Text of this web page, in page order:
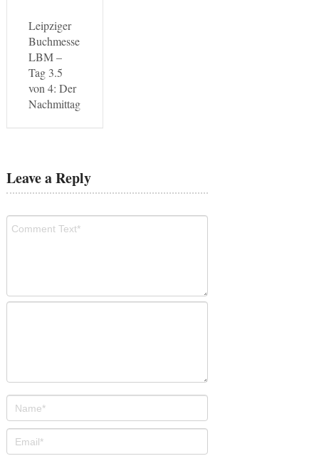
Leipziger
Buchmesse
LBM –
Tag 3.5
von 4: Der
Nachmittag
Leave a Reply